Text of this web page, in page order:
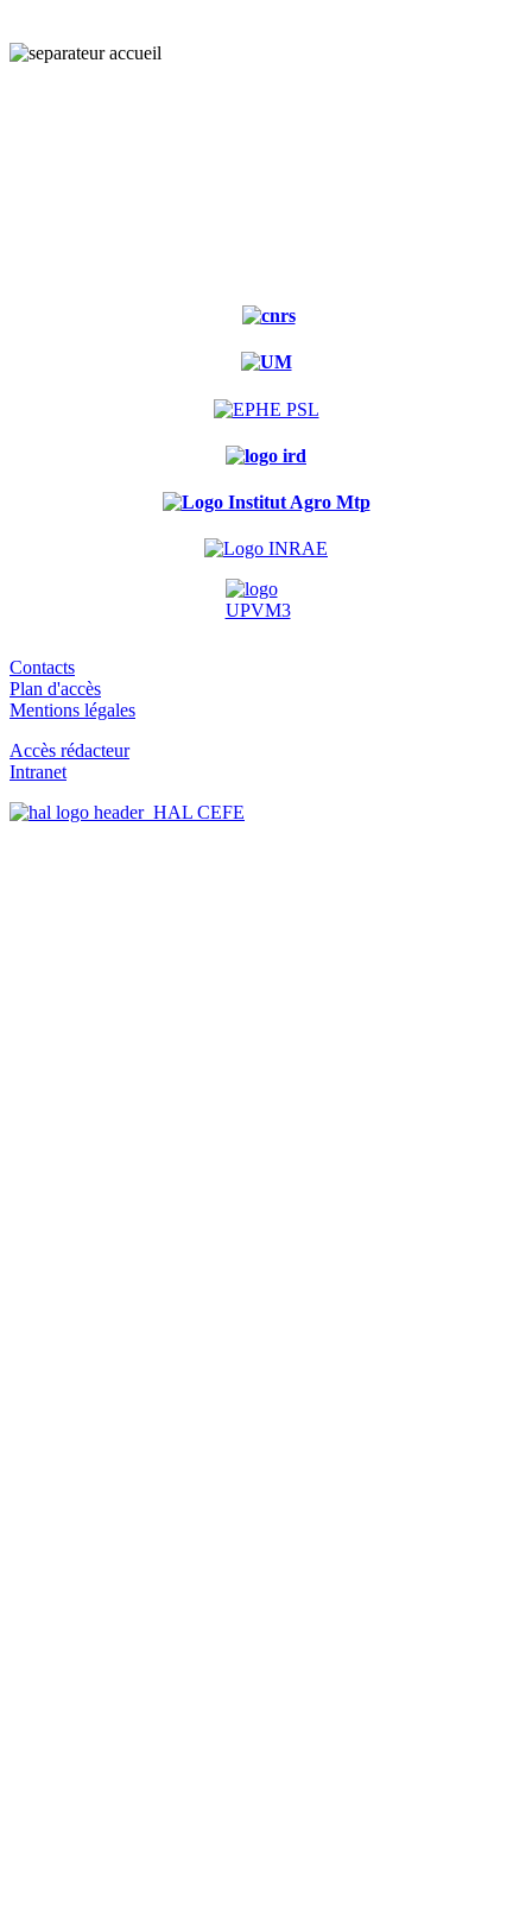
Contacts
Plan d'accès
Mentions légales
Accès rédacteur
Intranet
HAL CEFE